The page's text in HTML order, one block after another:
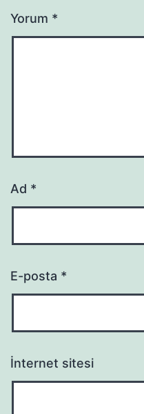
Yorum *
Ad *
E-posta *
İnternet sitesi